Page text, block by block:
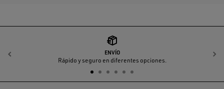
ENVÍO
Rápido y seguro en diferentes opciones.
Anterior